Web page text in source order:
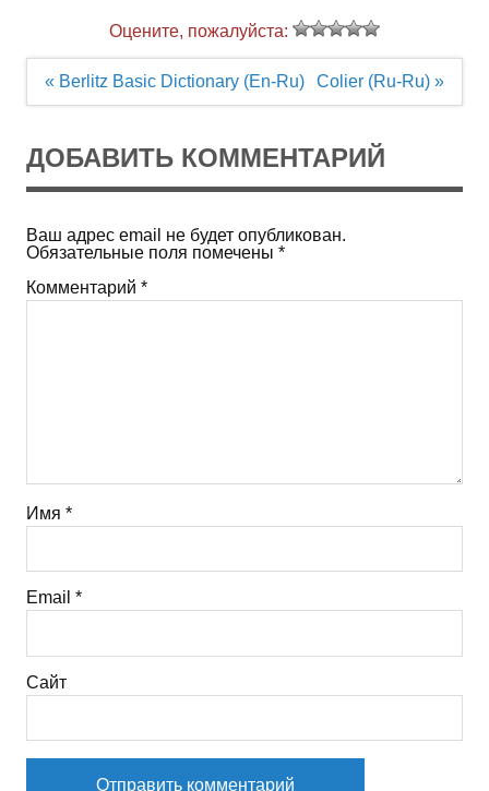
Оцените, пожалуйста:
Навигация
« Berlitz Basic Dictionary (En-Ru) Colier (Ru-Ru) »
ДОБАВИТЬ КОММЕНТАРИЙ
Ваш адрес email не будет опубликован.
Обязательные поля помечены *
Комментарий *
Имя *
Email *
Сайт